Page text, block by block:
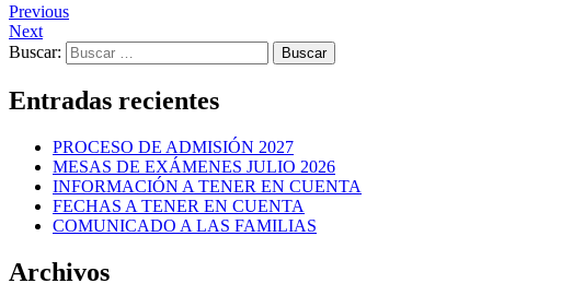
Previous
Next
Buscar:
Entradas recientes
PROCESO DE ADMISIÓN 2027
MESAS DE EXÁMENES JULIO 2026
INFORMACIÓN A TENER EN CUENTA
FECHAS A TENER EN CUENTA
COMUNICADO A LAS FAMILIAS
Archivos